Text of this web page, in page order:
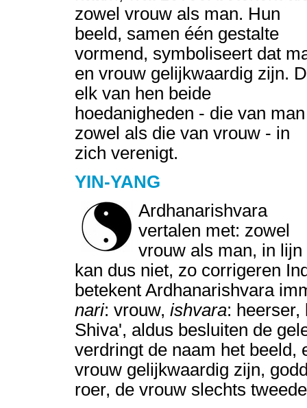
zowel vrouw als man. Hun
beeld, samen één gestalte
vormend, symboliseert dat
en vrouw gelijkwaardig zijn.
elk van hen beide
hoedanigheden - die van man
zowel als die van vrouw - in
zich verenigt.
YIN-YANG
Ardhanarishvara
vertalen met: zowel
vrouw als man, in
kan dus niet, zo corrigeren
betekent Ardhanarishvara
nari: vrouw, ishvara:
Shiva', aldus besluiten de
verdringt de naam het beeld,
vrouw gelijkwaardig zijn,
roer, de vrouw slechts